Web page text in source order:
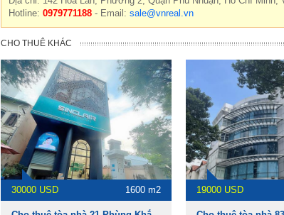
Hotline: 0979771188 - Email: sale@vnreal.vn
CHO THUÊ KHÁC
30000 USD 1600 m2 19000 USD